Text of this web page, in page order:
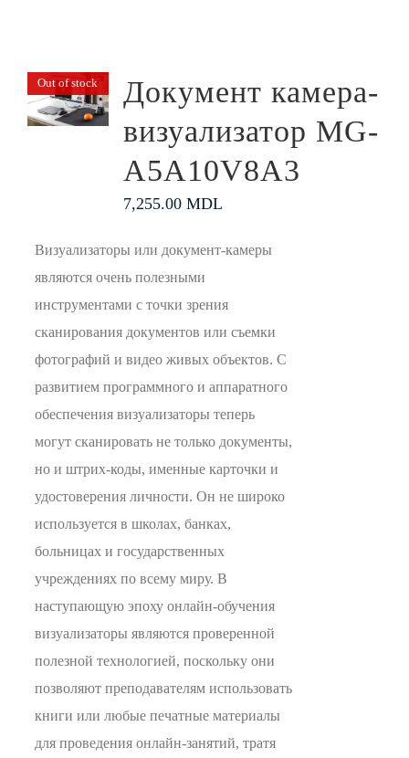
Out of stock
Документ камера-
визуализатор MG-
A5A10V8A3
7,255.00 MDL
Визуализаторы или документ-камеры
являются очень полезными
инструментами с точки зрения
сканирования документов или съемки
фотографий и видео живых объектов. С
развитием программного и аппаратного
обеспечения визуализаторы теперь
могут сканировать не только документы,
но и штрих-коды, именные карточки и
удостоверения личности. Он не широко
используется в школах, банках,
больницах и государственных
учреждениях по всему миру. В
наступающую эпоху онлайн-обучения
визуализаторы являются проверенной
полезной технологией, поскольку они
позволяют преподавателям использовать
книги или любые печатные материалы
для проведения онлайн-занятий, тратя